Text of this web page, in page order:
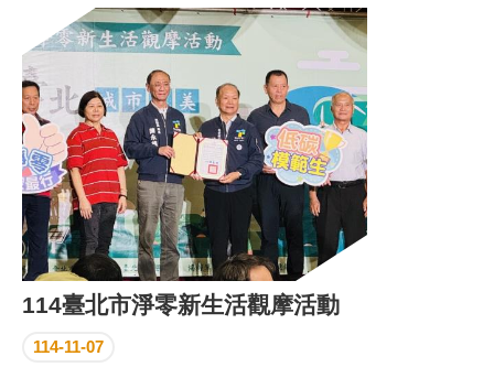
114臺北市淨零新生活觀摩活動
114-11-07